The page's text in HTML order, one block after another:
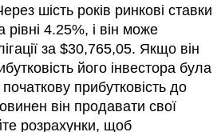
шість років ринкові ставки
4.25%, і він може
за $30,765,05. Якщо він
його інвестора була
прибутковість до
він продавати свої
розрахунки, щоб